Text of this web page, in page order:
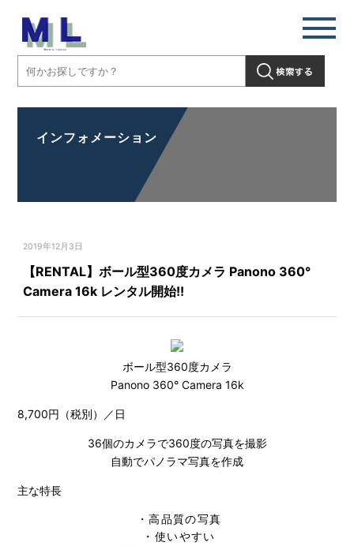
インフォメーション
2019年12月3日
【RENTAL】ボール型360度カメラ Panono 360°
Camera 16k レンタル開始!!
ボール型360度カメラ
Panono 360° Camera 16k
8,700円（税別）／日
36個のカメラで360度の写真を撮影
自動でパノラマ写真を作成
主な特長
・高品質の写真
・使いやすい